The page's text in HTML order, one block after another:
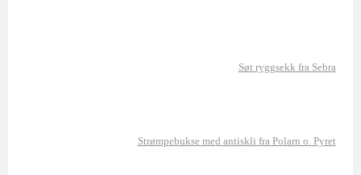
Søt ryggsekk fra Sebra
Strømpebukse med antiskli fra Polarn o. Pyret